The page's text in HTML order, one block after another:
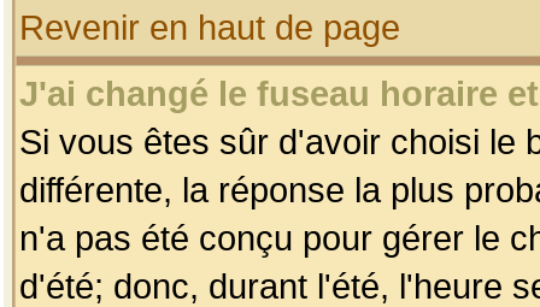
Revenir en haut de page
J'ai changé le fuseau horaire
Si vous êtes sûr d'avoir choisi le
différente, la réponse la plus
n'a pas été conçu pour gérer le
d'été; donc, durant l'été, l'heure